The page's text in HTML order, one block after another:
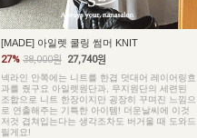
[MADE] 아일렛 쿨링 썸머 KNIT
27% 38,000원 27,740원
넥라인 안쪽에는 니트를 한겹 덧대어 레이어링효
과를 줬구요 아일렛원단과, 무지원단의 세련된
조합으로 니트 한장이지만 굉장히 꾸며진 느낌으
로 연출해주는 기특한 아이템! 더운날씨에 이것
저것 겹쳐입는다는 생각조차도 버거울 때 도와드
릴게요!